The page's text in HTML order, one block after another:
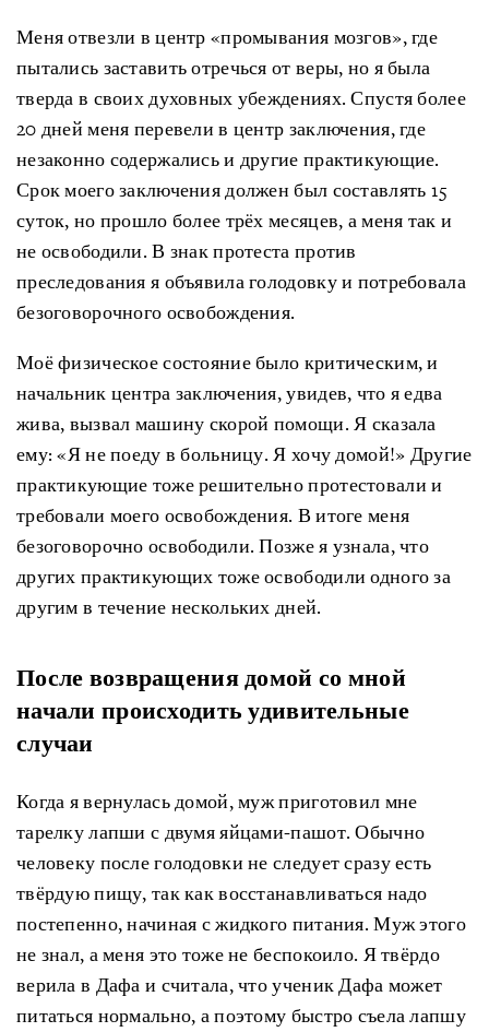
Меня отвезли в центр «промывания мозгов», где
пытались заставить отречься от веры, но я была
тверда в своих духовных убеждениях. Спустя более
20 дней меня перевели в центр заключения, где
незаконно содержались и другие практикующие.
Срок моего заключения должен был составлять 15
суток, но прошло более трёх месяцев, а меня так и
не освободили. В знак протеста против
преследования я объявила голодовку и потребовала
безоговорочного освобождения.
Моё физическое состояние было критическим, и
начальник центра заключения, увидев, что я едва
жива, вызвал машину скорой помощи. Я сказала
ему: «Я не поеду в больницу. Я хочу домой!» Другие
практикующие тоже решительно протестовали и
требовали моего освобождения. В итоге меня
безоговорочно освободили. Позже я узнала, что
других практикующих тоже освободили одного за
другим в течение нескольких дней.
После возвращения домой со мной
начали происходить удивительные
случаи
Когда я вернулась домой, муж приготовил мне
тарелку лапши с двумя яйцами-пашот. Обычно
человеку после голодовки не следует сразу есть
твёрдую пищу, так как восстанавливаться надо
постепенно, начиная с жидкого питания. Муж этого
не знал, а меня это тоже не беспокоило. Я твёрдо
верила в Дафа и считала, что ученик Дафа может
питаться нормально, а поэтому быстро съела лапшу